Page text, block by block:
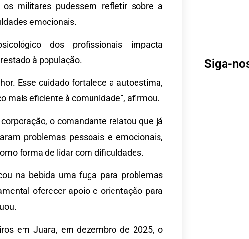
militares pudessem refletir sobre a
emocionais.
dos profissionais impacta
à população.
Esse cuidado fortalece a autoestima,
mais eficiente à comunidade”, afirmou.
o comandante relatou que já
problemas pessoais e emocionais,
forma de lidar com dificuldades.
na bebida uma fuga para problemas
oferecer apoio e orientação para
em Juara, em dezembro de 2025, o
Siga-